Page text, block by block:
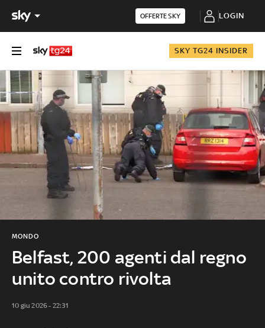
OFFERTE SKY LOGIN
SKY TG24 INSIDER
Belfast, 200 agenti dal regno
unito contro rivolta
MONDO
10 giu 2026 - 22:31